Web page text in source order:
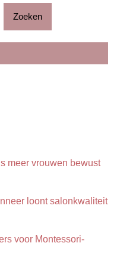
Zoeken
meer vrouwen bewust
loont salonkwaliteit
voor Montessori-